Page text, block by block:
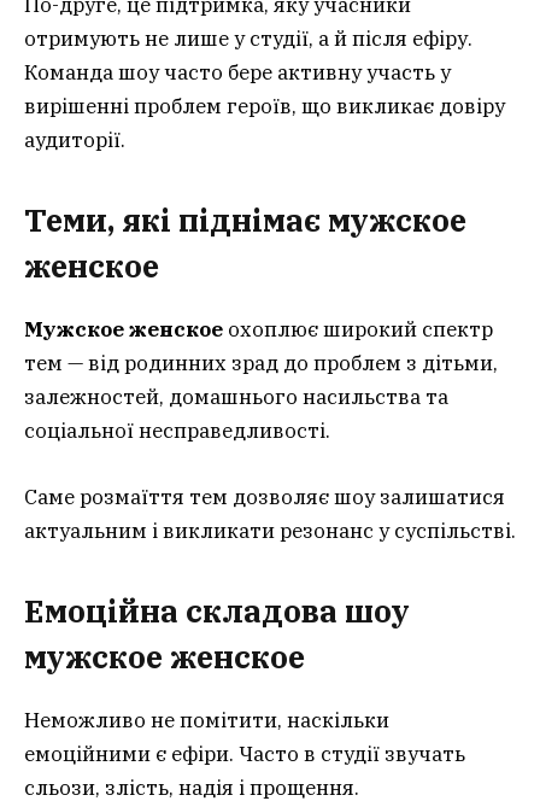
отримують не лише у студії, а й після ефіру.
Команда шоу часто бере активну участь у
вирішенні проблем героїв, що викликає довіру
аудиторії.
Теми, які піднімає мужское
женское
Мужское женское охоплює широкий спектр
тем — від родинних зрад до проблем з дітьми,
залежностей, домашнього насильства та
соціальної несправедливості.
Саме розмаїття тем дозволяє шоу залишатися
актуальним і викликати резонанс у суспільстві.
Емоційна складова шоу
мужское женское
Неможливо не помітити, наскільки
емоційними є ефіри. Часто в студії звучать
сльози, злість, надія і прощення.